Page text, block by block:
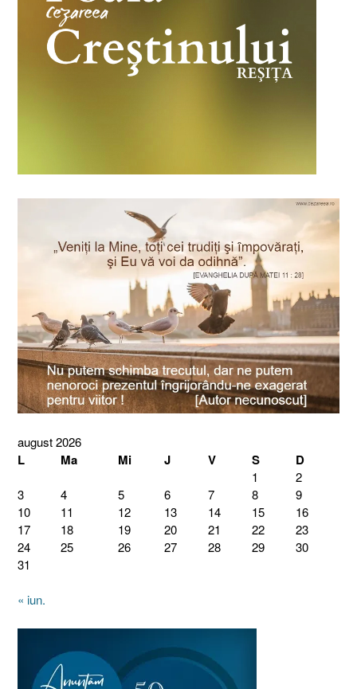
august 2026
L Ma Mi J V S D
1
2
3
4 5 6 7 8
9
10
11 12 13 14 15
16
17
18 19 20 21 22
23
24
25 26 27 28 29
30
31
« iun.